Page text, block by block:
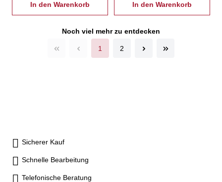
In den Warenkorb In den Warenkorb
Noch viel mehr zu entdecken
1 2
Sicherer Kauf
Schnelle Bearbeitung
Telefonische Beratung